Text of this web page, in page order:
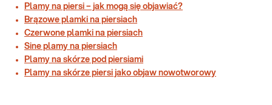
Plamy na piersi – jak mogą się objawiać?
Brązowe plamki na piersiach
Czerwone plamki na piersiach
Sine plamy na piersiach
Plamy na skórze pod piersiami
Plamy na skórze piersi jako objaw nowotworowy